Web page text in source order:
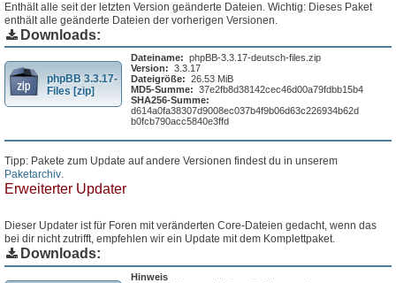
Enthält alle seit der letzten Version geänderte Dateien. Wichtig: Dieses Paket
enthält alle geänderte Dateien der vorherigen Versionen.
Downloads:
phpBB 3.3.17-
Files [zip]
Dateiname: phpBB-3.3.17-deutsch-files.zip
Version: 3.3.17
Dateigröße: 26.53 MiB
MD5-Summe: 37e2fb8d38142cec46d00a79fdbb15b4
SHA256-Summe:
d614a0fa38307d9008ec037b4f9b06d63c226934b62d
b0fcb790acc5840e3ffd
Tipp: Pakete zum Update auf andere Versionen findest du in unserem
Paketarchiv.
Erweiterter Updater
Dieser Updater ist für Foren mit veränderten Core-Dateien gedacht, wenn das
bei dir nicht zutrifft, empfehlen wir ein Update mit dem Komplettpaket.
Downloads:
Hinweis